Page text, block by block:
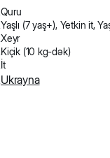
Quru
Yaşlı (7 yaş+), Yetkin it,
Xeyr
Kiçik (10 kg-dək)
İt
Ukrayna